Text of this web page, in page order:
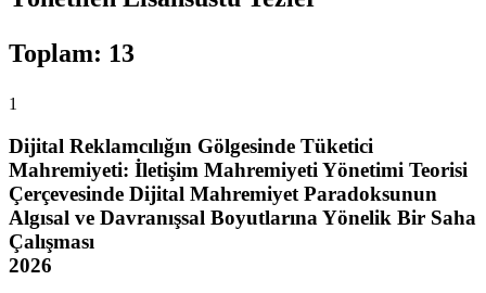
Toplam: 13
1
Dijital Reklamcılığın Gölgesinde Tüketici
Mahremiyeti: İletişim Mahremiyeti Yönetimi Teorisi
Çerçevesinde Dijital Mahremiyet Paradoksunun
Algısal ve Davranışsal Boyutlarına Yönelik Bir Saha
Çalışması
2026